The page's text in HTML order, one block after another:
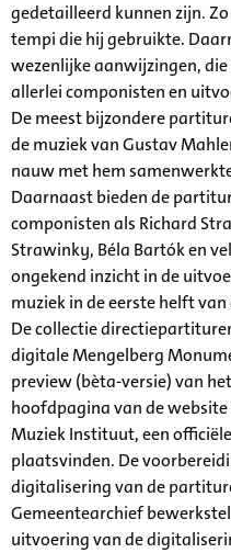
gedetailleerd kunnen zijn.
tempi die hij gebruikte.
wezenlijke aanwijzingen,
allerlei componisten en
De meest bijzondere
de muziek van Gustav
nauw met hem
Daarnaast bieden de
componisten als Richard
Strawinky, Béla Bartók en
ongekend inzicht in de
muziek in de eerste helft van
De collectie
digitale Mengelberg
preview (bèta-versie) van
hoofdpagina van de
Muziek Instituut, een
plaatsvinden. De
digitalisering van de
Gemeentearchief
uitvoering van de